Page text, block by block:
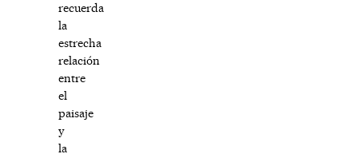
recuerda
la
estrecha
relación
entre
el
paisaje
y
la